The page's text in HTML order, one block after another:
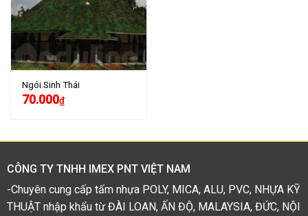
Ngói Sinh Thái
70.000₫
CÔNG TY TNHH IMEX PNT VIỆT NAM
-Chuyên cung cấp tấm nhựa POLY, MICA, ALU, PVC, NHỰA KỸ
THUẬT nhập khẩu từ ĐÀI LOAN, ẤN ĐỘ, MALAYSIA, ĐỨC, NỘI